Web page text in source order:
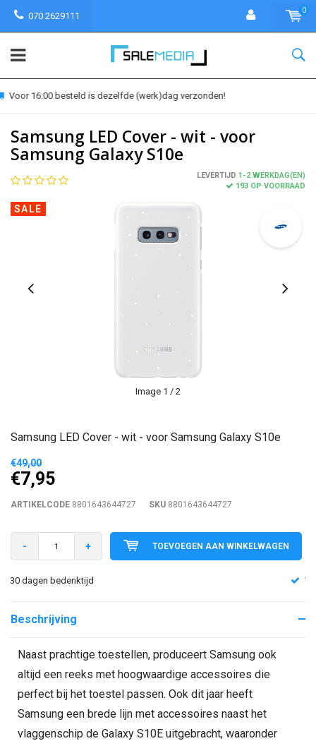
070 2629111
0
30 dagen bedenktijd
Samsung LED Cover - wit - voor
Samsung Galaxy S10e
LEVERTIJD 1-2 WERKDAG(EN)
193 OP VOORRAAD
SALE
Image 1 / 2
Samsung LED Cover - wit - voor Samsung Galaxy S10e
€49,00
€7,95
ARTIKELCODE 8801643644727 SKU 8801643644727
- + TOEVOEGEN AAN WINKELWAGEN
Voor 16:00 besteld is dezelfde (werk)dag verzonden!
Beschrijving
Naast prachtige toestellen, produceert Samsung ook
altijd een reeks met hoogwaardige accessoires die
perfect bij het toestel passen. Ook dit jaar heeft
Samsung een brede lijn met accessoires naast het
vlaggenschip de Galaxy S10E uitgebracht, waaronder